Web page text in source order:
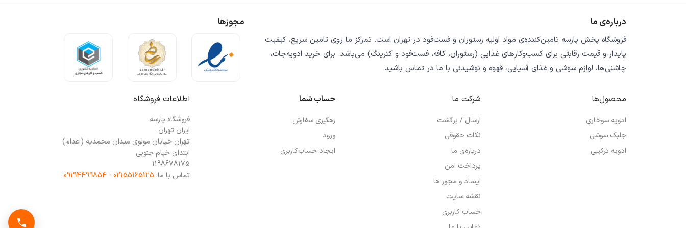
درباره‌ی ما
فروشگاه پخش پارسه تامین‌کننده‌ی مواد اولیه رستوران و فست‌فود در تهران است. تمرکز ما روی تامین سریع، کیفیت
پایدار و قیمت رقابتی برای کسب‌وکارهای غذایی (رستوران، کافه، فست‌فود و کترینگ) می‌باشد. برای خرید ادویه‌جات،
چاشنی‌ها، لوازم سوشی و غذای آسیایی، قهوه و نوشیدنی با ما در تماس باشید.
مجوزها
محصول‌ها
ادویه سوخاری
جلبک سوشی
ادویه ترکیبی
شرکت ما
ارسال / برگشت
نکات حقوقی
درباره‌ی ما
پرداخت امن
اینماد و مجوز ها
نقشه سایت
حساب کاربری
حساب شما
رهگیری سفارش
ورود
ایجاد حساب‌کاربری
اطلاعات فروشگاه
فروشگاه پارسه
ایران تهران
تهران خیابان مولوی میدان محمدیه (اعدام)
ابتدای خیام جنوبی
1198678175
تماس با ما: 02155165125 - 09194499854